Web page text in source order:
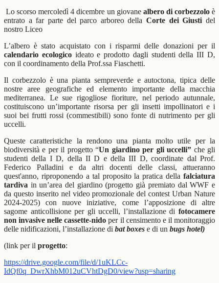
Lo scorso mercoledì 4 dicembre un giovane albero di corbezzoloè
entrato a far parte del parco arboreo dellaCorte dei Giusti del
nostro Liceo
L’albero è stato acquistato con i risparmi delle donazioni per il
calendario ecologicoideato e prodotto dagli studenti della III D,
con il coordinamento della Prof.ssa Fiaschetti.
Il corbezzolo è una pianta sempreverde e autoctona, tipica delle
nostre aree geografiche ed elemento importante della macchia
mediterranea. Le sue rigogliose fioriture, nel periodo autunnale,
costituiscono un’importante risorsa per gli insetti impollinatori e i
suoi bei frutti rossi (commestibili) sono fonte di nutrimento per gli
uccelli.
Queste caratteristiche la rendono una pianta molto utile per la
biodiversità e per il progetto “Un giardino per gli uccelli” che gli
studenti della I D, della II D e della III D, coordinate dal Prof.
Federico Palladini e da altri docenti delle classi, attueranno
quest'anno, riproponendo a tal proposito la pratica della falciatura
tardiva in un’area del giardino (progetto già premiato dal WWF e
da questo inserito nel video promozionale del contest Urban Nature
2024-2025) con nuove iniziative, come l’apposizione di altre
sagome anticollisione per gli uccelli, l’installazione di fotocamere
non invasive nelle cassette-nido per il censimento e il monitoraggio
delle nidificazioni, l’installazione di bat boxes e di un bugs hotel)
(link per il progetto:
https://drive.google.com/file/d/1uKLCc-
IdQf0q_DwrXhbM012uCVhtDgD0/view?usp=sharing